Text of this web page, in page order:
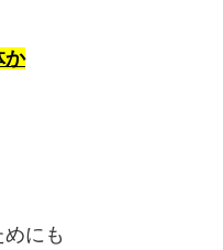
か
にも